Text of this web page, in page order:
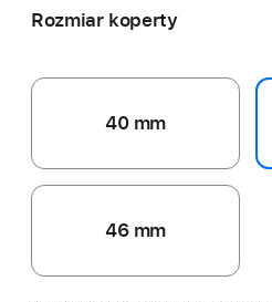
Rozmiar koperty
40 mm
46 mm